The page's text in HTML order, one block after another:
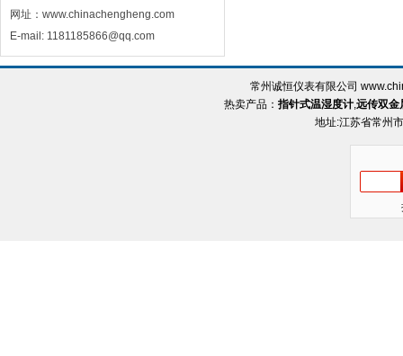
网址：www.chinachengheng.com
E-mail: 1181185866@qq.com
常州诚恒仪表有限公司
热卖产品：指针式温湿度计,远传双金
地址:江苏省常州